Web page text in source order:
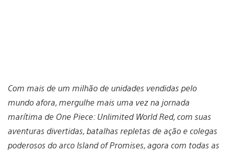
Com mais de um milhão de unidades vendidas pelo
mundo afora, mergulhe mais uma vez na jornada
marítima de One Piece: Unlimited World Red, com suas
aventuras divertidas, batalhas repletas de ação e colegas
poderosos do arco Island of Promises, agora com todas as